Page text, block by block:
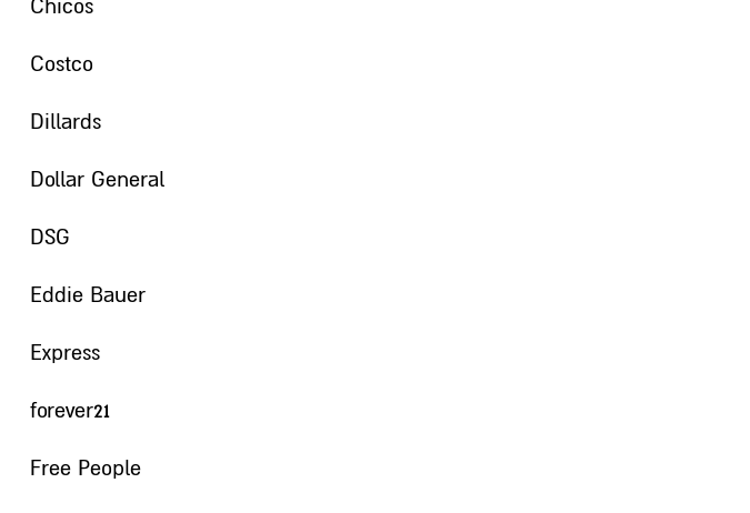
Chicos
Costco
Dillards
Dollar General
DSG
Eddie Bauer
Express
forever21
Free People